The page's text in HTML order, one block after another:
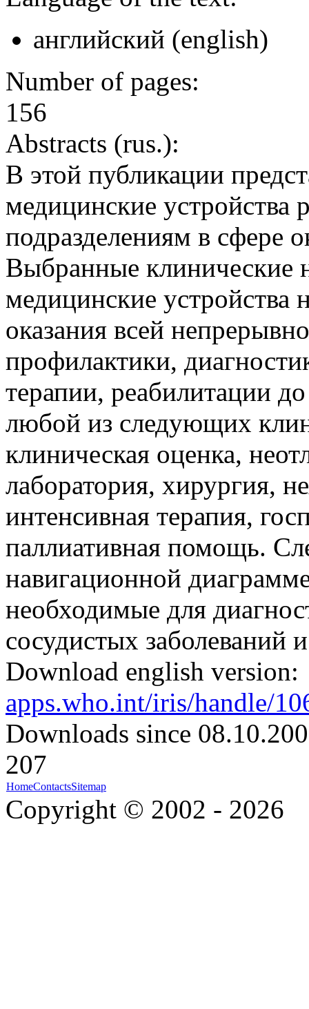
английский (english)
Number of pages:
156
Abstracts (rus.):
В этой публикации
медицинские устройства
подразделениям в сфере
Выбранные клинические
медицинские
оказания всей
профилактики,
терапии, реабилитации
любой из следующих
клиническая оценка,
лаборатория, хирургия,
интенсивная терапия,
паллиативная помощь.
навигационной
необходимые для
сосудистых заболеваний
Download english version:
apps.who.int/iris/handle/
Downloads since
207
HomeContactsSitemap
Copyright © 2002 - 2026